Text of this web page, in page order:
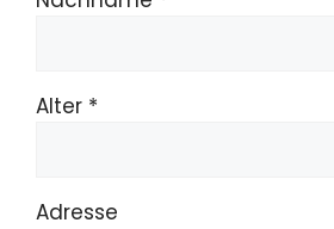
Alter *
Adresse